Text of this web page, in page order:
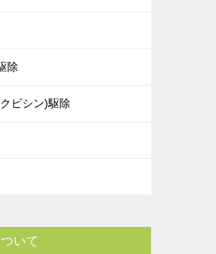
除
ビシン)駆除
いて